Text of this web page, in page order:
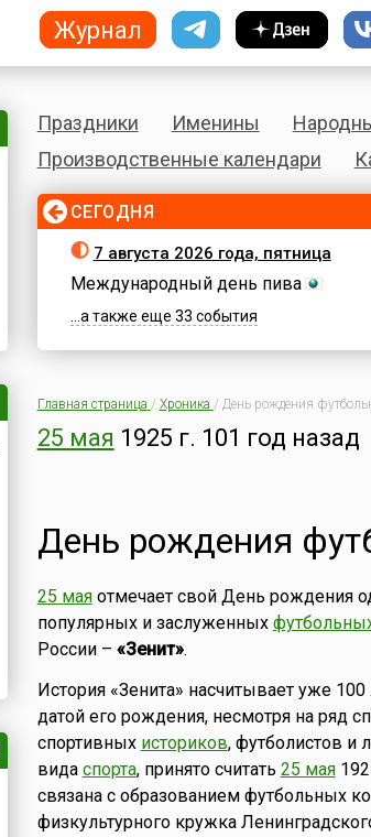
Праздники Именины
Производственные календари
СЕГОДНЯ
7 августа 2026 года, пятница
Международный день пива
...а также еще 33 события
Главная страница / Хроника / День рождения
25 мая 1925 г. 101 год назад
День рождения
25 маяотмечает свой День рождения
популярных и заслуженных
России – «Зенит».
История «Зенита» насчитывает уже
датой его рождения, несмотря на ряд
спортивных историков, футболистов и
вида спорта, принято считать 25 мая
связана с образованием футбольных
физкультурного кружка
Журнал